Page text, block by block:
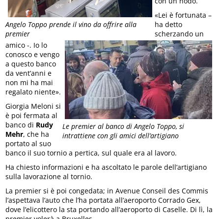
Angelo Toppo prende il vino da offrire alla
premier
Le premier al banco di Angelo Toppo, si
intrattiene con gli amici dell’artigiano
«Lei è fortunata –
ha detto
scherzando un
amico -. Io lo
conosco e vengo
a questo banco
da vent’anni e
non mi ha mai
regalato niente».
Giorgia Meloni si
è poi fermata al
banco di Rudy
Mehr, che ha
portato al suo
banco il suo tornio a pertica, sul quale era al lavoro.
Ha chiesto informazioni e ha ascoltato le parole dell’artigiano
sulla lavorazione al tornio.
La premier si è poi congedata; in Avenue Conseil des Commis
l’aspettava l’auto che l’ha portata all’aeroporto Corrado Gex,
dove l’elicottero la sta portando all’aeroporto di Caselle. Di lì, la